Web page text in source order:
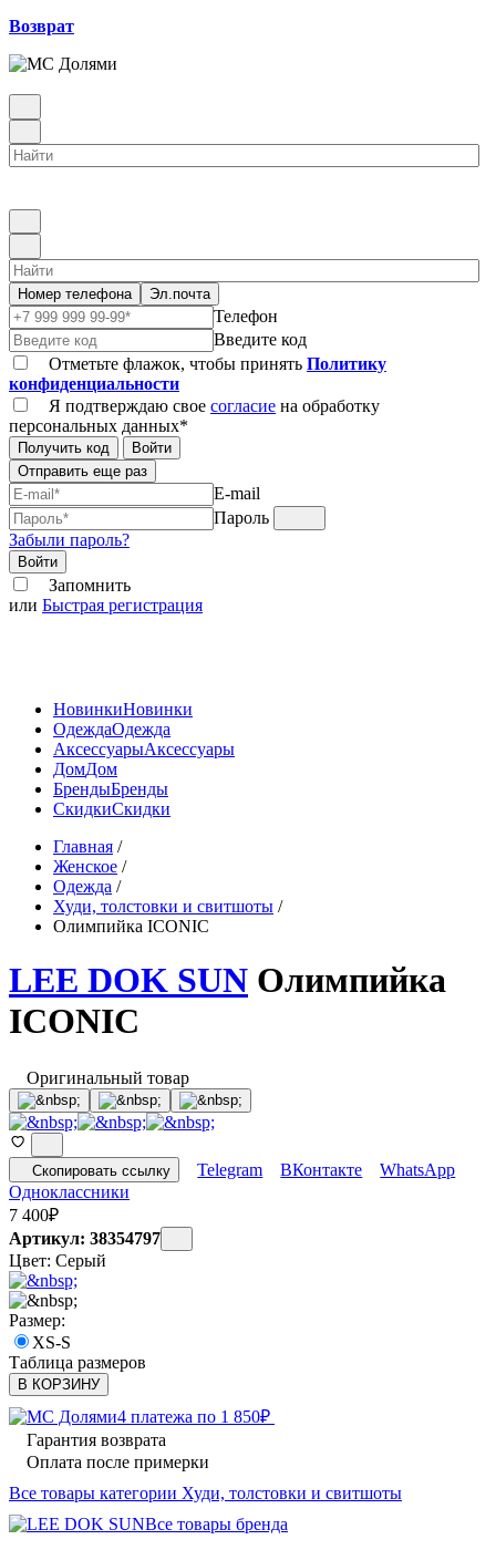
Возврат
Номер телефона Эл.почта
Телефон
Введите код
Отметьте флажок, чтобы принять Политику
конфиденциальности
Я подтверждаю свое согласие на обработку
персональных данных*
Получить код
Войти
Отправить еще раз
E-mail
Пароль
Забыли пароль?
Войти
Запомнить
или Быстрая регистрация
НовинкиНовинки
ОдеждаОдежда
АксессуарыАксессуары
ДомДом
БрендыБренды
СкидкиСкидки
Главная /
Женское /
Одежда /
Худи, толстовки и свитшоты /
Олимпийка ICONIC
LEE DOK SUN Олимпийка
ICONIC
Оригинальный товар
Скопировать ссылку Telegram ВКонтакте
WhatsApp
Одноклассники
7 400₽
Артикул: 38354797
Цвет: Серый
Размер:
XS-S
Таблица размеров
В КОРЗИНУ
4 платежа по 1 850₽
Гарантия возврата
Оплата после примерки
Все товары категории Худи, толстовки и свитшоты
Все товары бренда